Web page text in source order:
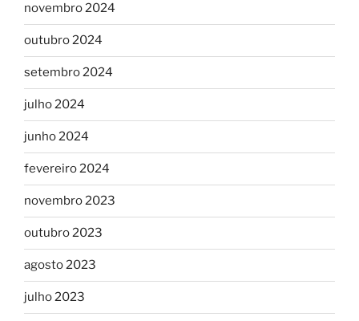
novembro 2024
outubro 2024
setembro 2024
julho 2024
junho 2024
fevereiro 2024
novembro 2023
outubro 2023
agosto 2023
julho 2023